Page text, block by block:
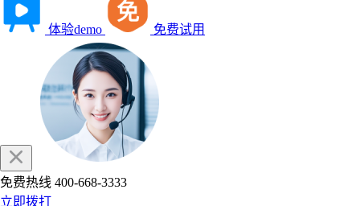
体验demo 免费试用
免费热线 400-668-3333
立即拨打